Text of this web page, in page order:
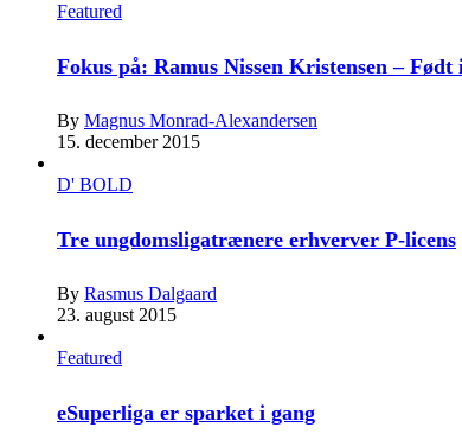
Featured
Fokus på: Ramus Nissen Kristensen –
By Magnus Monrad-Alexandersen
15. december 2015
D' BOLD
Tre ungdomsligatrænere erhverver P-licens
By Rasmus Dalgaard
23. august 2015
Featured
eSuperliga er sparket i gang